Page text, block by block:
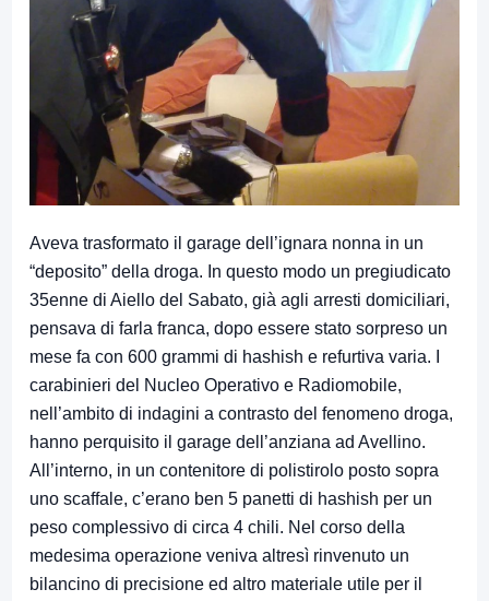
Aveva trasformato il garage dell’ignara nonna in un
“deposito” della droga. In questo modo un pregiudicato
35enne di Aiello del Sabato, già agli arresti domiciliari,
pensava di farla franca, dopo essere stato sorpreso un
mese fa con 600 grammi di hashish e refurtiva varia. I
carabinieri del Nucleo Operativo e Radiomobile,
nell’ambito di indagini a contrasto del fenomeno droga,
hanno perquisito il garage dell’anziana ad Avellino.
All’interno, in un contenitore di polistirolo posto sopra
uno scaffale, c’erano ben 5 panetti di hashish per un
peso complessivo di circa 4 chili. Nel corso della
medesima operazione veniva altresì rinvenuto un
bilancino di precisione ed altro materiale utile per il